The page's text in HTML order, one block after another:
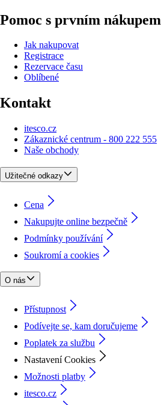
Pomoc s prvním nákupem
Jak nakupovat
Registrace
Rezervace času
Oblíbené
Kontakt
itesco.cz
Zákaznické centrum - 800 222 555
Naše obchody
Užitečné odkazy
Cena
Nakupujte online bezpečně
Podmínky používání
Soukromí a cookies
O nás
Přístupnost
Podívejte se, kam doručujeme
Poplatek za službu
Nastavení Cookies
Možnosti platby
itesco.cz